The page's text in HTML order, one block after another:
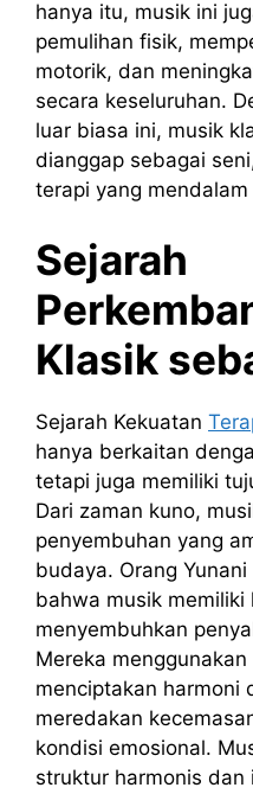
hanya itu, musik ini
pemulihan fisik,
motorik, dan
secara keseluruhan.
luar biasa ini, musik
dianggap sebagai
terapi yang
Sejarah
Klasik
Sejarah Kekuatan
hanya berkaitan
tetapi juga memiliki
Dari zaman kuno,
penyembuhan yang
budaya. Orang
bahwa musik memiliki
menyembuhkan
Mereka
menciptakan harmoni
meredakan
kondisi emosional.
struktur harmonis dan